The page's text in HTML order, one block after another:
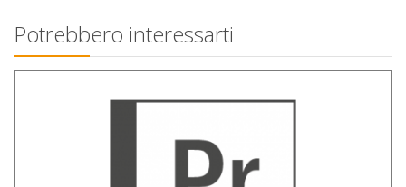
Potrebbero interessarti
Prometeo – Monitoraggio del
portafoglio